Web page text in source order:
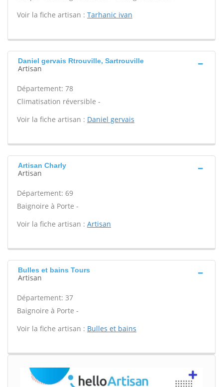
Voir la fiche artisan : Tarhanic ivan
Daniel gervais Rtrouville, Sartrouville
Artisan
Département: 78
Climatisation réversible -
Voir la fiche artisan : Daniel gervais
Artisan Charly
Artisan
Département: 69
Baignoire à Porte -
Voir la fiche artisan : Artisan
Bulles et bains Tours
Artisan
Département: 37
Baignoire à Porte -
Voir la fiche artisan : Bulles et bains